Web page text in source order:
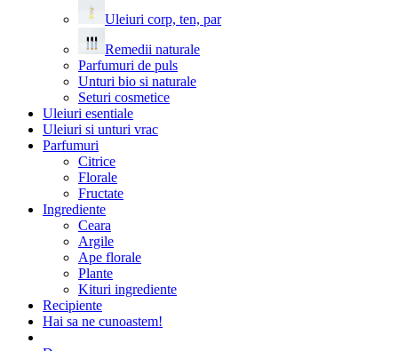
Uleiuri corp, ten, par
Remedii naturale
Parfumuri de puls
Unturi bio si naturale
Seturi cosmetice
Uleiuri esentiale
Uleiuri si unturi vrac
Parfumuri
Citrice
Florale
Fructate
Ingrediente
Ceara
Argile
Ape florale
Plante
Kituri ingrediente
Recipiente
Hai sa ne cunoastem!